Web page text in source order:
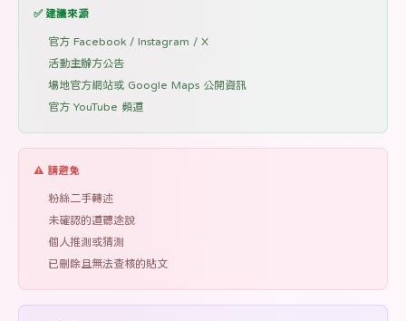
✅ 建議來源
官方 Facebook / Instagram / X
活動主辦方公告
場地官方網站或 Google Maps 公開資訊
官方 YouTube 頻道
⚠️ 請避免
粉絲二手轉述
未確認的道聽途說
個人推測或猜測
已刪除且無法查核的貼文